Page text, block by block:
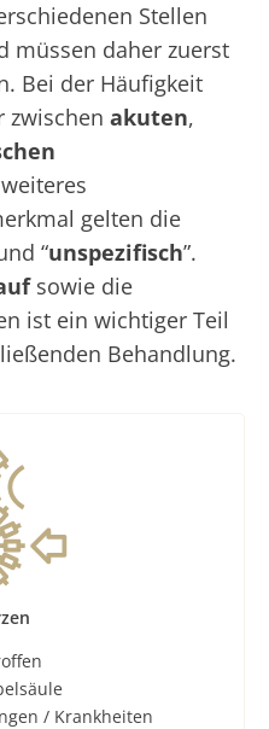
Stellen
müssen daher zuerst
Bei der Häufigkeit
zwischen akuten,
gelten die
“unspezifisch”.
sowie die
ist ein wichtiger Teil
Behandlung.
/ Krankheiten